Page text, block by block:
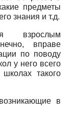
предметы
знания и т.д.
взрослым
вправе
по поводу
у него всего
такого
в